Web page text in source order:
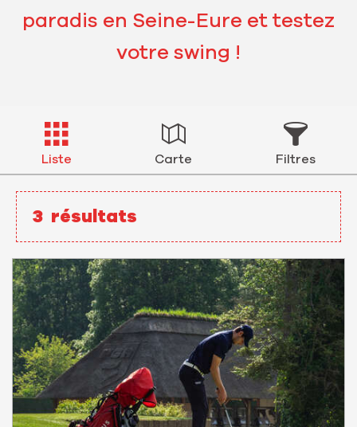
paradis en Seine-Eure et testez
votre swing !
Liste Carte Filtres
3 résultats